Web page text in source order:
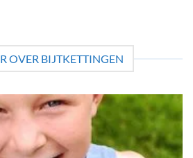
OVER BIJTKETTINGEN